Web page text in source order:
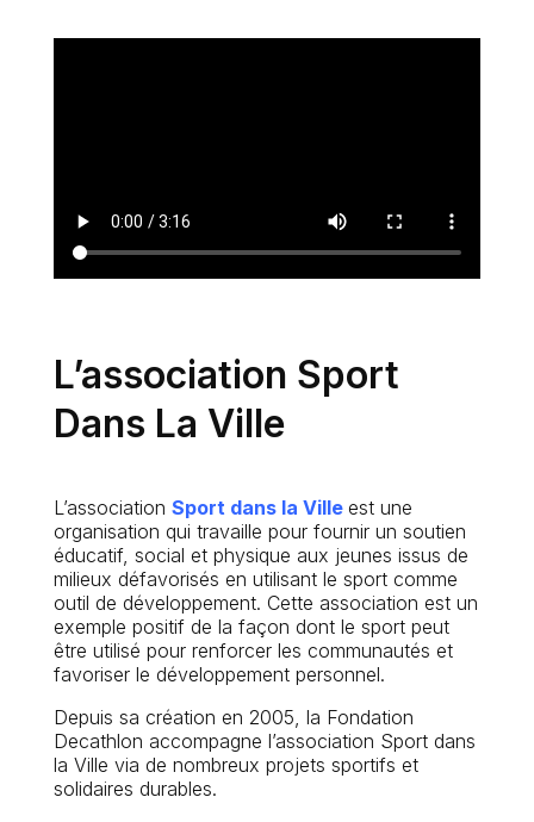
L’association Sport
Dans La Ville
L’association Sport dans la Ville est une
organisation qui travaille pour fournir un soutien
éducatif, social et physique aux jeunes issus de
milieux défavorisés en utilisant le sport comme
outil de développement. Cette association est un
exemple positif de la façon dont le sport peut
être utilisé pour renforcer les communautés et
favoriser le développement personnel.
Depuis sa création en 2005, la Fondation
Decathlon accompagne l’association Sport dans
la Ville via de nombreux projets sportifs et
solidaires durables.